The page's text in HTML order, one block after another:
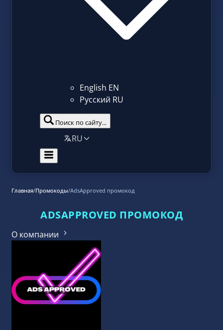
English EN
Русский RU
Поиск по сайту...
RU
Главная/Промокоды/AdsApproved промокод
ADSAPPROVED ПРОМОКОД
О компании